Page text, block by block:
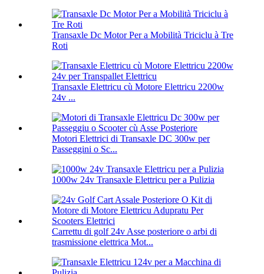
Transaxle Dc Motor Per a Mobilità Triciclu à Tre
Roti
Transaxle Elettricu cù Motore Elettricu 2200w
24v ...
Motori Elettrici di Transaxle DC 300w per
Passeggini o Sc...
1000w 24v Transaxle Elettricu per a Pulizia
Carrettu di golf 24v Asse posteriore o arbi di
trasmissione elettrica Mot...